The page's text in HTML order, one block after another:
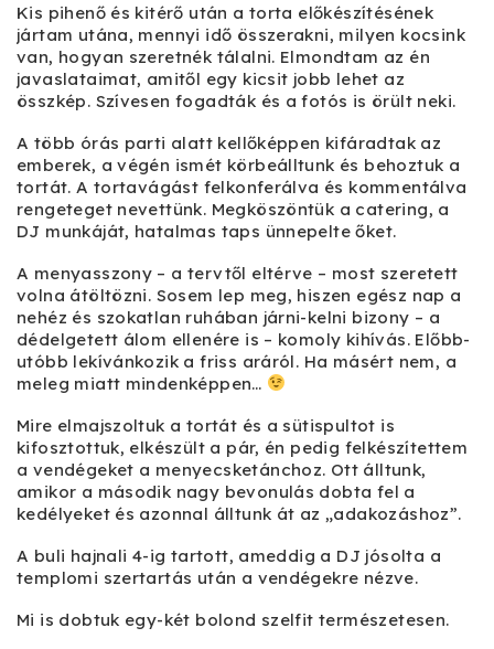
Kis pihenő és kitérő után a torta előkészítésének
jártam utána, mennyi idő összerakni, milyen kocsink
van, hogyan szeretnék tálalni. Elmondtam az én
javaslataimat, amitől egy kicsit jobb lehet az
összkép. Szívesen fogadták és a fotós is örült neki.
A több órás parti alatt kellőképpen kifáradtak az
emberek, a végén ismét körbeálltunk és behoztuk a
tortát. A tortavágást felkonferálva és kommentálva
rengeteget nevettünk. Megköszöntük a catering, a
DJ munkáját, hatalmas taps ünnepelte őket.
A menyasszony – a tervtől eltérve – most szeretett
volna átöltözni. Sosem lep meg, hiszen egész nap a
nehéz és szokatlan ruhában járni-kelni bizony – a
dédelgetett álom ellenére is – komoly kihívás. Előbb-
utóbb lekívánkozik a friss aráról. Ha másért nem, a
meleg miatt mindenképpen…
Mire elmajszoltuk a tortát és a sütispultot is
kifosztottuk, elkészült a pár, én pedig felkészítettem
a vendégeket a menyecsketánchoz. Ott álltunk,
amikor a második nagy bevonulás dobta fel a
kedélyeket és azonnal álltunk át az „adakozáshoz”.
A buli hajnali 4-ig tartott, ameddig a DJ jósolta a
templomi szertartás után a vendégekre nézve.
Mi is dobtuk egy-két bolond szelfit természetesen.